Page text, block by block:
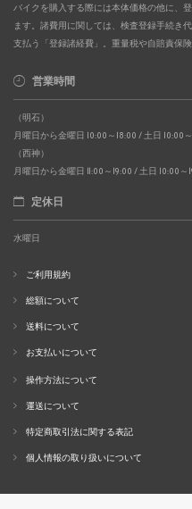
バイクを購入する際には本体価格の他に、
ます。諸費用に関しては、検査登録手続き
支払う「登録諸経費」。重量税や自賠責保
営業時間
（明石）
月曜日から金曜日 10:00～18:00 / 土日 10:00
（西神）
月曜日から金曜日 11:00～19:00 / 土日 10:00～
定休日
水曜日
ご利用規約
総額について
送料について
お支払いについて
操作方法について
運送について
特定商取引法に関する表記
個人情報の取り扱いについて